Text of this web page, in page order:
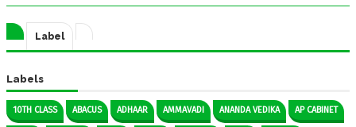
Label
Labels
10TH CLASS ABACUS ADHAAR AMMAVADI ANANDA VEDIKA AP CABINET